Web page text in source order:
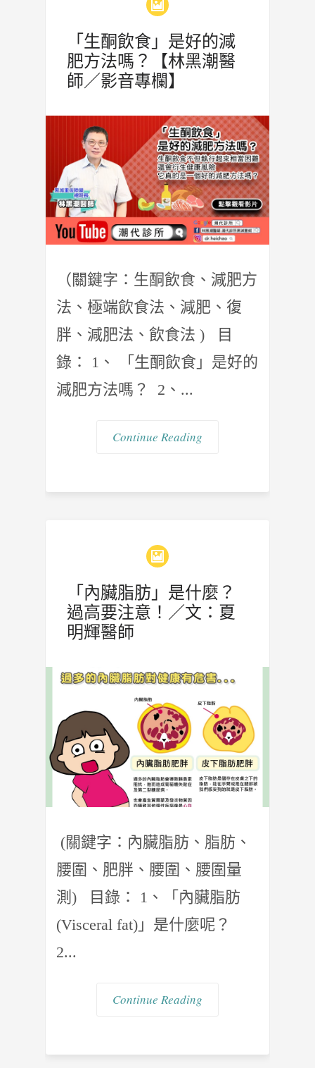
「生酮飲食」是好的減
肥方法嗎？【林黑潮醫
師／影音專欄】
（關鍵字：生酮飲食、減肥方
法、極端飲食法、減肥、復
胖、減肥法、飲食法 ) 目
錄： 1、 「生酮飲食」是好的
減肥方法嗎？ 2、...
Continue Reading
「內臟脂肪」是什麼？
過高要注意！／文：夏
明輝醫師
(關鍵字：內臟脂肪、脂肪、
腰圍、肥胖、腰圍、腰圍量
測) 目錄： 1、「內臟脂肪
(Visceral fat)」是什麼呢？
2...
Continue Reading